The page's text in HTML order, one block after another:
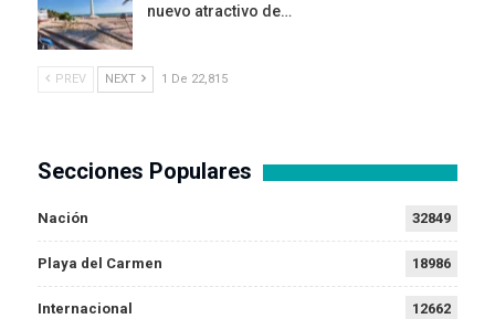
nuevo atractivo de…
PREV NEXT 1 De 22,815
Secciones Populares
Nación 32849
Playa del Carmen 18986
Internacional 12662